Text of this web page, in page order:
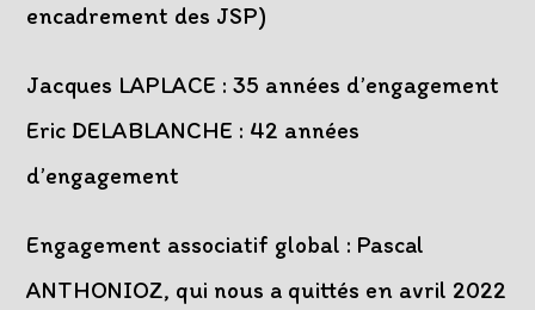
encadrement des JSP)
Jacques LAPLACE : 35 années d’engagement
Eric DELABLANCHE : 42 années
d’engagement
Engagement associatif global : Pascal
ANTHONIOZ, qui nous a quittés en avril 2022